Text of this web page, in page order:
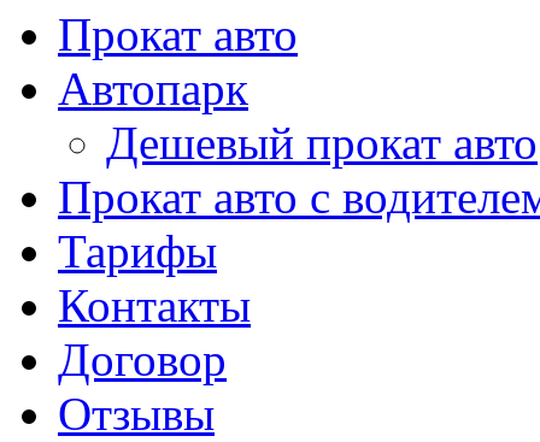
Прокат авто
Автопарк
Дешевый прокат авто
Прокат авто с
Тарифы
Контакты
Договор
Отзывы